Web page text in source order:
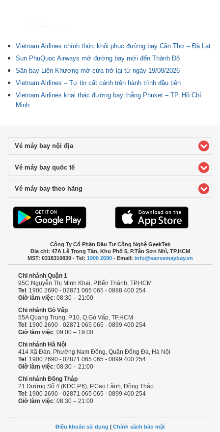
Vietnam Airlines chính thức khôi phục đường bay Cần Thơ – Đà Lạt
Sun PhuQuoc Airways mở đường bay mới đến Thành Đô
Sân bay Liên Khương mở cửa trở lại từ ngày 19/08/2026
Vietnam Airlines – Tự tin cất cánh trên hành trình đầu tiên
Vietnam Airlines khai thác đường bay thẳng Phuket – TP. Hồ Chí
Minh
Vé máy bay nội địaclick to expand contents
Vé máy bay quốc tếclick to expand contents
Vé máy bay theo hãng
Công Ty Cổ Phần Đầu Tư Công Nghệ GeekTek
Địa chỉ: 47A Lê Trọng Tấn, Khu Phố 5, P.Tân Sơn Nhì, TP.HCM
MST: 0318310839 - Tel: 1900 2690- Email: info@sanvemaybay.vn
Chi nhánh Quận 1
95C Nguyễn Thị Minh Khai, P.Bến Thành, TP.HCM
Tel: 1900 2690 - 02871 065 065 - 0898 400 254
Giờ làm việc: 08:30 – 21:00
Chi nhánh Gò Vấp
55A Quang Trung, P.10, Q.Gò Vấp, TP.HCM
Tel: 1900 2690 - 02871 065 065 - 0899 400 254
Giờ làm việc: 09:00 – 19:00
Chi nhánh Hà Nội
414 Xã Đàn, Phường Nam Đồng, Quận Đống Đa, Hà Nội
Tel: 1900 2690 - 02871 065 065 - 0899 400 254
Giờ làm việc: 08:30 – 21:00
Chi nhánh Đồng Tháp
21 Đường Số 4 (KDC P.6), P.Cao Lãnh, Đồng Tháp
Tel: 1900 2690 - 02871 065 065 - 0899 400 254
Giờ làm việc: 08:30 – 21:00
Điều khoản sử dụng | Chính sách bảo mật